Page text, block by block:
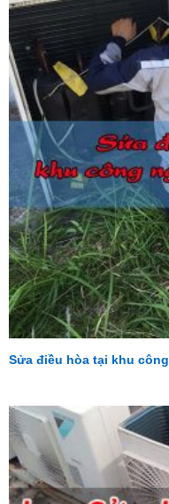
Sửa điều hòa tại khu